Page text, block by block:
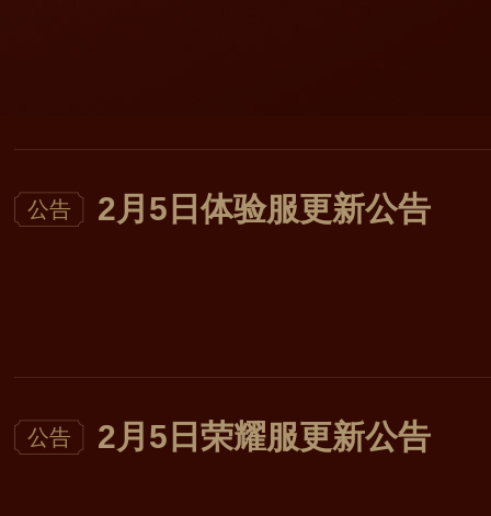
公告 2月5日体验服更新公告
公告 2月5日荣耀服更新公告